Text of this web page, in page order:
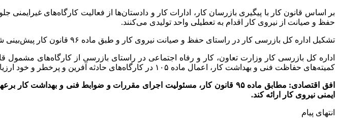
بر اساس قانون کار با پیگیری بازرسان کار، ادارات کار و دادستان‌ها از فعالیت کارگاه‌های
حفظ و صیانت از نیروی کار اقدام به تعطیلی واحد تولیدی می‌کنند.
تشکیل اداره کل بازرسی کار در راستای حفظ و صیانت نیروی کار و طبق ماده ۹۶ قانون کار پیش‌بینی شده که وظیفه نظارت عالیه بر کلیه کارگاه‌های مشمول قانون کار را انجام می‌دهد.
اداره کل بازرسی کار وزارت تعاون، کار و رفاه اجتماعی در راستای بازرسی از کارگاه‌های
کمیته‌های حفاظت فنی و بهداشت کار، اعمال ماده ۱۰۵ در کارگاه‌های حادثه آفرین و پرخطر و خود ارزیابی ایمنی در واحدهای اقتصادی را در دستور کار قرار داده است.
افق اقتصادی: مطابق ماده ۹۵ قانون کار، مسئولیت اجرای مقررات و ضوابط
ایمنی نیروی کار ارائه کند.
انتهای پیام